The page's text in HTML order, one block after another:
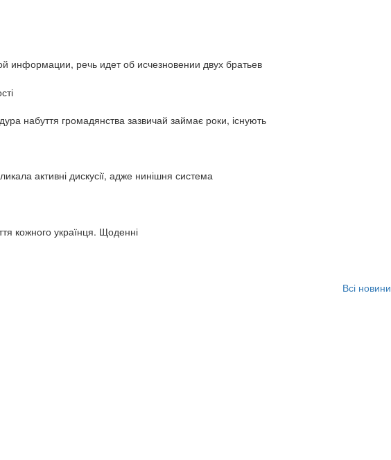
речь идет об исчезновении двух братьев
набуття громадянства зазвичай займає роки, існують
активні дискусії, адже нинішня система
кожного українця. Щоденні
Всі новини